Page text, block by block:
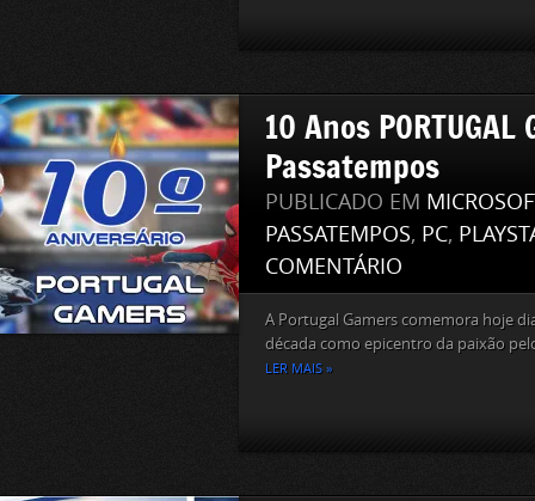
10 Anos PORTUGAL
Passatempos
PUBLICADO EM
PASSATEMPOS, PC,
COMENTÁRIO
A Portugal Gamers comemora hoje
década como epicentro da paixão
LER MAIS »